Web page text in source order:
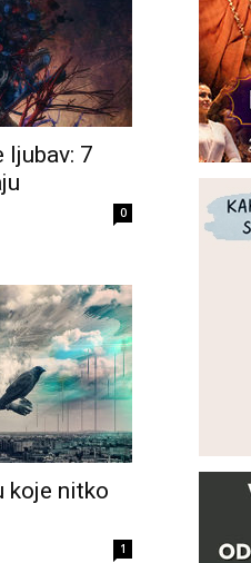
ljubav: 7
0
koje nitko
1